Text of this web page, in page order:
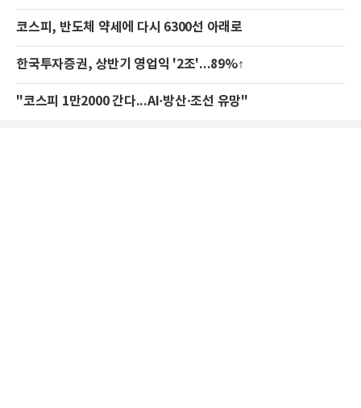
코스피, 반도체 약세에 다시 6300선 아래로
한국투자증권, 상반기 영업익 '2조'...89%↑
"코스피 1만2000 간다...AI·방산·조선 유망"